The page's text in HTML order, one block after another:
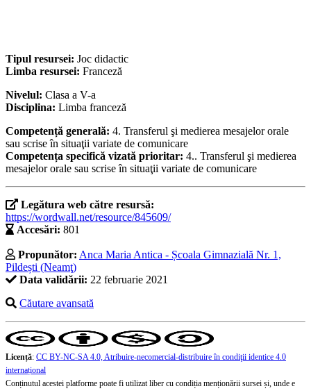
Tipul resursei: Joc didactic
Limba resursei: Franceză
Nivelul: Clasa a V-a
Disciplina: Limba franceză
Competență generală: 4. Transferul şi medierea mesajelor orale
sau scrise în situaţii variate de comunicare
Competența specifică vizată prioritar: 4.. Transferul şi medierea
mesajelor orale sau scrise în situaţii variate de comunicare
Legătura web către resursă:
https://wordwall.net/resource/845609/
Accesări: 801
Propunător: Anca Maria Antica - Școala Gimnazială Nr. 1,
Pildești (Neamţ)
Data validării: 22 februarie 2021
Căutare avansată
Licență: CC BY-NC-SA 4.0, Atribuire-necomercial-distribuire în condiţii identice 4.0
internațional
Conținutul acestei platforme poate fi utilizat liber cu condiția menționării sursei și, unde e